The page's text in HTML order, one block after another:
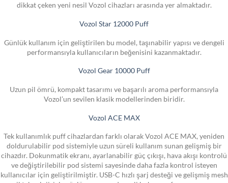
dikkat çeken yeni nesil Vozol cihazları arasında yer almaktadır.
Vozol Star 12000 Puff
Günlük kullanım için geliştirilen bu model, taşınabilir yapısı ve dengeli
performansıyla kullanıcıların beğenisini kazanmaktadır.
Vozol Gear 10000 Puff
Uzun pil ömrü, kompakt tasarımı ve başarılı aroma performansıyla
Vozol’un sevilen klasik modellerinden biridir.
Vozol ACE MAX
Tek kullanımlık puff cihazlardan farklı olarak Vozol ACE MAX, yeniden
doldurulabilir pod sistemiyle uzun süreli kullanım sunan gelişmiş bir
cihazdır. Dokunmatik ekranı, ayarlanabilir güç çıkışı, hava akışı kontrolü
ve değiştirilebilir pod sistemi sayesinde daha fazla kontrol isteyen
kullanıcılar için geliştirilmiştir. USB-C hızlı şarj desteği ve gelişmiş mesh